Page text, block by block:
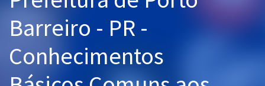
Graduação
OAB
Barreiro - PR -
Conhecimentos